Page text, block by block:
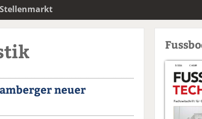
Stellenmarkt
neuer